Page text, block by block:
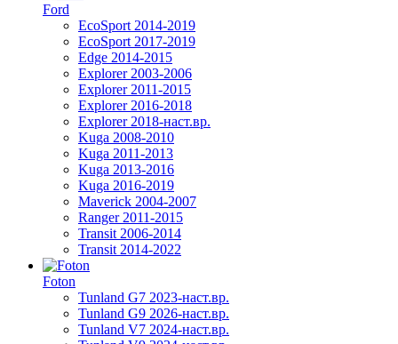
Ford
EcoSport 2014-2019
EcoSport 2017-2019
Edge 2014-2015
Explorer 2003-2006
Explorer 2011-2015
Explorer 2016-2018
Explorer 2018-наст.вр.
Kuga 2008-2010
Kuga 2011-2013
Kuga 2013-2016
Kuga 2016-2019
Maverick 2004-2007
Ranger 2011-2015
Transit 2006-2014
Transit 2014-2022
Foton
Tunland G7 2023-наст.вр.
Tunland G9 2026-наст.вр.
Tunland V7 2024-наст.вр.